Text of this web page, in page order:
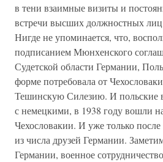
в тени взаимные визиты и
встречи высших должностных
Нигде не упоминается, что,
подписанием Мюнхенского
Судетской области Германии,
форме потребовала от
Тешинскую Силезию. И польские
с немецкими, в 1938 году вошли
Чехословакии. И уже только
из числа друзей Германии.
Германии, военное